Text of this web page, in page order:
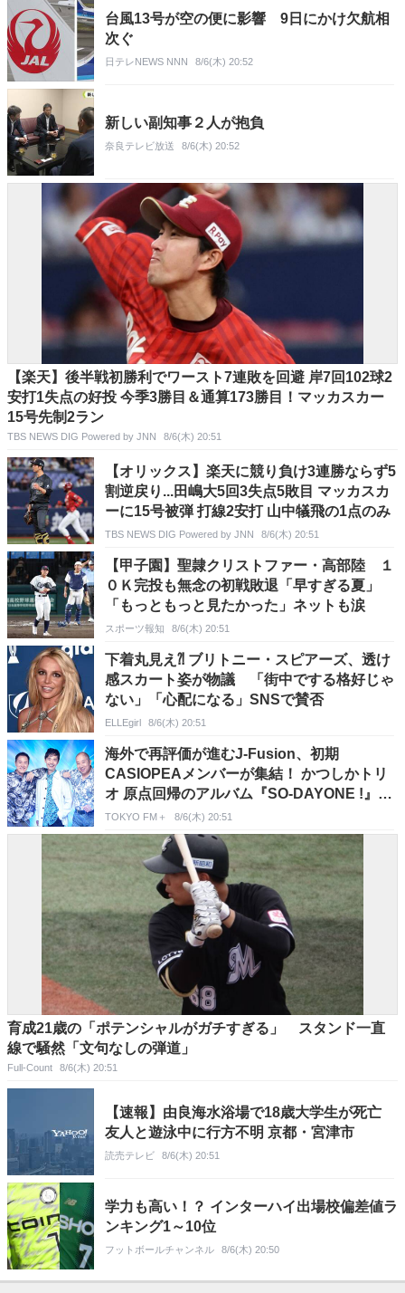
台風13号が空の便に影響 9日にかけ欠航相
次ぐ
日テレNEWS NNN 8/6(木) 20:52
新しい副知事２人が抱負
奈良テレビ放送 8/6(木) 20:52
【楽天】後半戦初勝利でワースト7連敗を回避 岸7回102球2
安打1失点の好投 今季3勝目＆通算173勝目！マッカスカー
15号先制2ラン
TBS NEWS DIG Powered by JNN 8/6(木) 20:51
【オリックス】楽天に競り負け3連勝ならず5
割逆戻り...田嶋大5回3失点5敗目 マッカスカ
ーに15号被弾 打線2安打 山中犠飛の1点のみ
TBS NEWS DIG Powered by JNN 8/6(木) 20:51
【甲子園】聖隷クリストファー・高部陸 １
０Ｋ完投も無念の初戦敗退「早すぎる夏」
「もっともっと見たかった」ネットも涙
スポーツ報知 8/6(木) 20:51
下着丸見え⁈ ブリトニー・スピアーズ、透け
感スカート姿が物議 「街中でする格好じゃ
ない」「心配になる」SNSで賛否
ELLEgirl 8/6(木) 20:51
海外で再評価が進むJ-Fusion、初期
CASIOPEAメンバーが集結！ かつしかトリ
オ 原点回帰のアルバム『SO-DAYONE !』リ
リース決定
TOKYO FM＋ 8/6(木) 20:51
育成21歳の「ポテンシャルがガチすぎる」 スタンド一直
線で騒然「文句なしの弾道」
Full-Count 8/6(木) 20:51
【速報】由良海水浴場で18歳大学生が死亡
友人と遊泳中に行方不明 京都・宮津市
読売テレビ 8/6(木) 20:51
学力も高い！？ インターハイ出場校偏差値ラ
ンキング1～10位
フットボールチャンネル 8/6(木) 20:50